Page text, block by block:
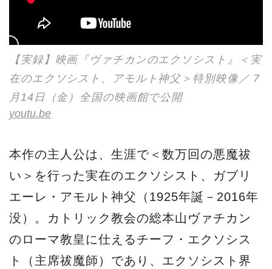
【実録】映画『ヴァチカンのエクソシスト』＜実
在のエクソシスト、アモルト神父＞特別映像／ 7
月14日（金）全国の映画館で公開
youtu.be
本作の主人公は、生涯で＜数万回の悪魔祓
い＞を行った実在のエクソシスト、ガブリ
エーレ・アモルト神父（1925年誕－2016年
没）。カトリック教会の総本山ヴァチカン
のローマ教皇に仕えるチーフ・エクソシス
ト（主席祓魔師）であり、エクソシスト界